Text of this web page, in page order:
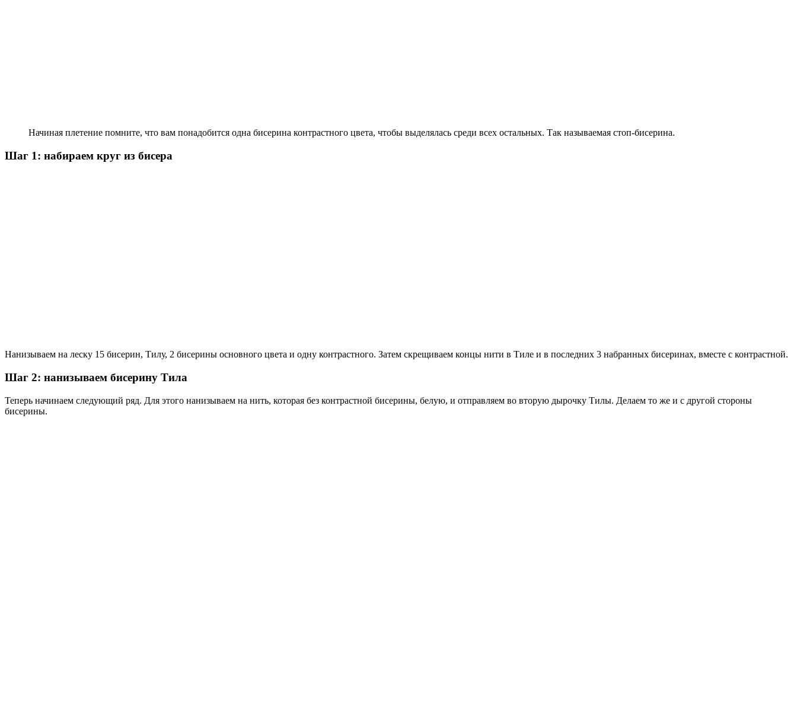
Начиная плетение помните, что вам понадобится одна бисерина контрастного цвета, чтобы выделялась среди всех остальных. Так называемая стоп-бисерина.
Шаг 1: набираем круг из бисера
Нанизываем на леску 15 бисерин, Тилу, 2 бисерины основного цвета и одну контрастного. Затем скрещиваем концы нити в Тиле и в последних 3 набранных бисеринах, вместе с контрастной.
Шаг 2: нанизываем бисерину Тила
Теперь начинаем следующий ряд. Для этого нанизываем на нить, которая без контрастной бисерины, белую, и отправляем во вторую дырочку Тилы. Делаем то же и с другой стороны
бисерины.